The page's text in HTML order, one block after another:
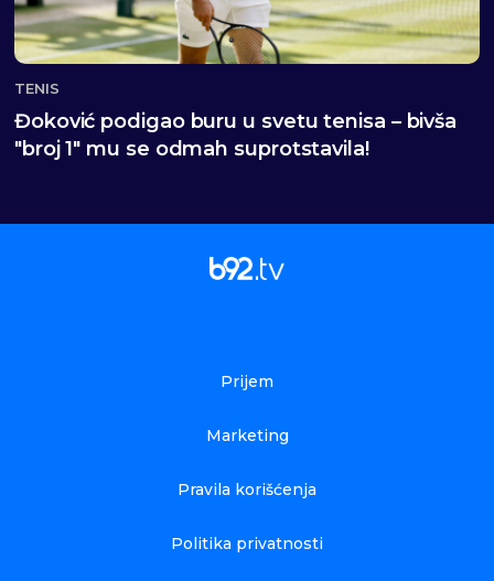
TENIS
Đoković podigao buru u svetu tenisa – bivša
"broj 1" mu se odmah suprotstavila!
Prijem
Marketing
Pravila korišćenja
Politika privatnosti